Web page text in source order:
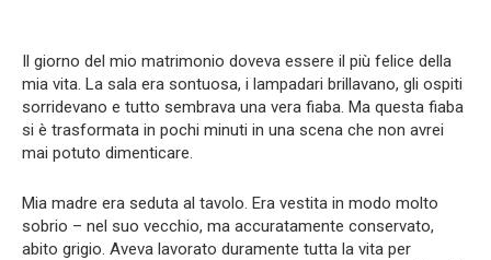
Il giorno del mio matrimonio doveva essere il più felice della
mia vita. La sala era sontuosa, i lampadari brillavano, gli ospiti
sorridevano e tutto sembrava una vera fiaba. Ma questa fiaba
si è trasformata in pochi minuti in una scena che non avrei
mai potuto dimenticare.
Mia madre era seduta al tavolo. Era vestita in modo molto
sobrio – nel suo vecchio, ma accuratamente conservato,
abito grigio. Aveva lavorato duramente tutta la vita per